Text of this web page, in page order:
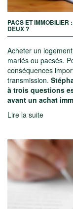
PACS ET IMMOBILIER
DEUX ?
Acheter un
mariés ou pacsés.
conséquences
transmission.
à trois questions
avant un achat
Lire la suite